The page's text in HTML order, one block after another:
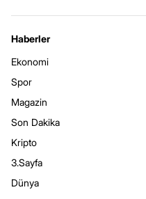
Haberler
Ekonomi
Spor
Magazin
Son Dakika
Kripto
3.Sayfa
Dünya